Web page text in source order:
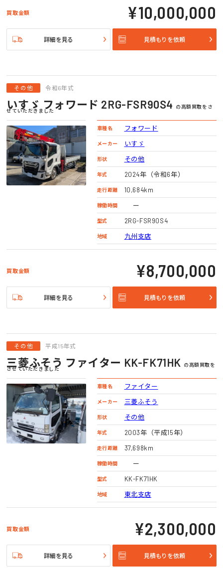
買取金額 ¥10,000,000
詳細を見る 見積もりを依頼
その他 令和6年式
いすゞ フォワード 2RG-FSR90S4 の高額買取をさ
せていただきました
車種名 フォワード
メーカー いすゞ
形状 その他
年式 2024年（令和6年）
走行距離 10,684km
稼働時間 ー
型式 2RG-FSR90S4
地域 九州支店
買取金額 ¥8,700,000
詳細を見る 見積もりを依頼
その他 平成15年式
三菱ふそう ファイター KK-FK71HK の高額買取を
させていただきました
車種名 ファイター
メーカー 三菱ふそう
形状 その他
年式 2003年（平成15年）
走行距離 37,698km
稼働時間 ー
型式 KK-FK71HK
地域 東北支店
買取金額 ¥2,300,000
詳細を見る 見積もりを依頼